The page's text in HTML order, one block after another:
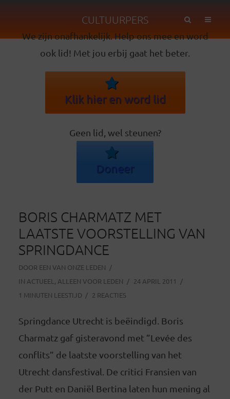
CULTUURPERS
We zijn onafhankelijk. Help ons mee en word
ook lid! Met jou erbij gaat het beter.
Klik hier en word lid
Geen lid, wel steunen?
Doneer
BORIS CHARMATZ MET
LAATSTE VOORSTELLING VAN
SPRINGDANCE
DOOR EEN VAN ONZE LEDEN
IN ACTUEEL , ALLEEN VOOR LEDEN
24 APRIL 2011
1 MINUTEN LEESTIJD
2 REACTIES
Springdance Utrecht is beëindigd. Boris
Charmatz gaf gisteravond met ”Levée des
conflits” de laatste voorstelling van het
Utrecht dansfestival. De critici Fransien van
der Putt en Daniël Bertina laten hun mening al